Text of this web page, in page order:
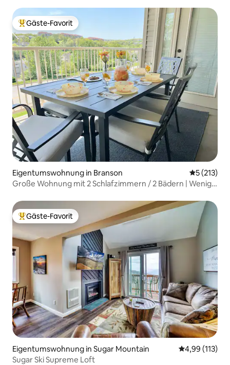
Beliebter Gäste-Favorit.
Gäste-Favorit
Eigentumswohnung in Branson
5 (213)
Große Wohnung mit 2 Schlafzimmern / 2 Bädern | Wenige
Beliebter Gäste-Favorit.
Gäste-Favorit
Eigentumswohnung in Sugar Mountain
4,99 (113)
Sugar Ski Supreme Loft